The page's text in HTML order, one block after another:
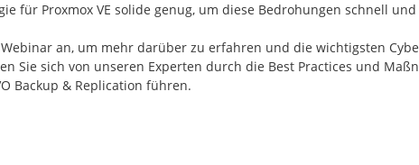
für Proxmox VE solide genug, um diese Bedrohungen schnell
an, um mehr darüber zu erfahren und die wichtigsten
Sie sich von unseren Experten durch die Best Practices und
Backup & Replication führen.